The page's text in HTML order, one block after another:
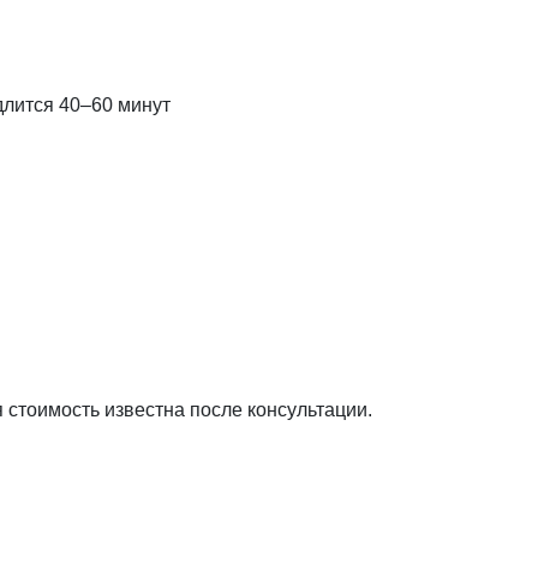
40–60 минут
известна после консультации.